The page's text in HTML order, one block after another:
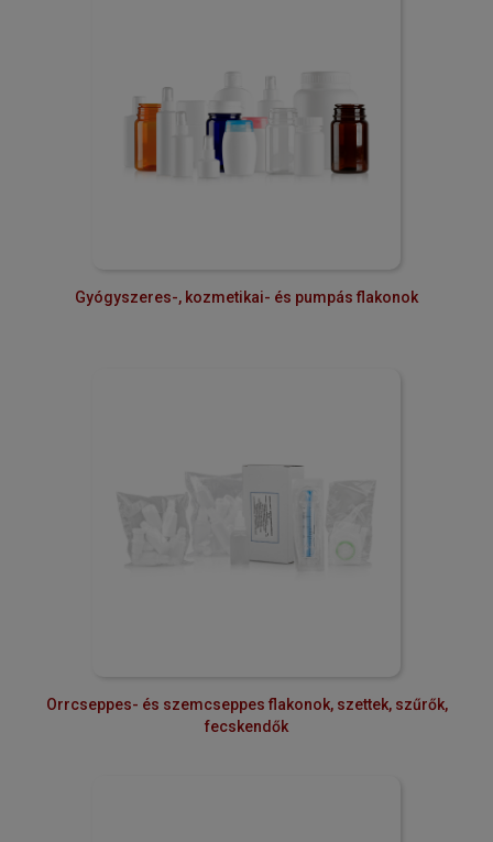
Gyógyszeres-, kozmetikai- és pumpás flakonok
Orrcseppes- és szemcseppes flakonok, szettek, szűrők,
fecskendők